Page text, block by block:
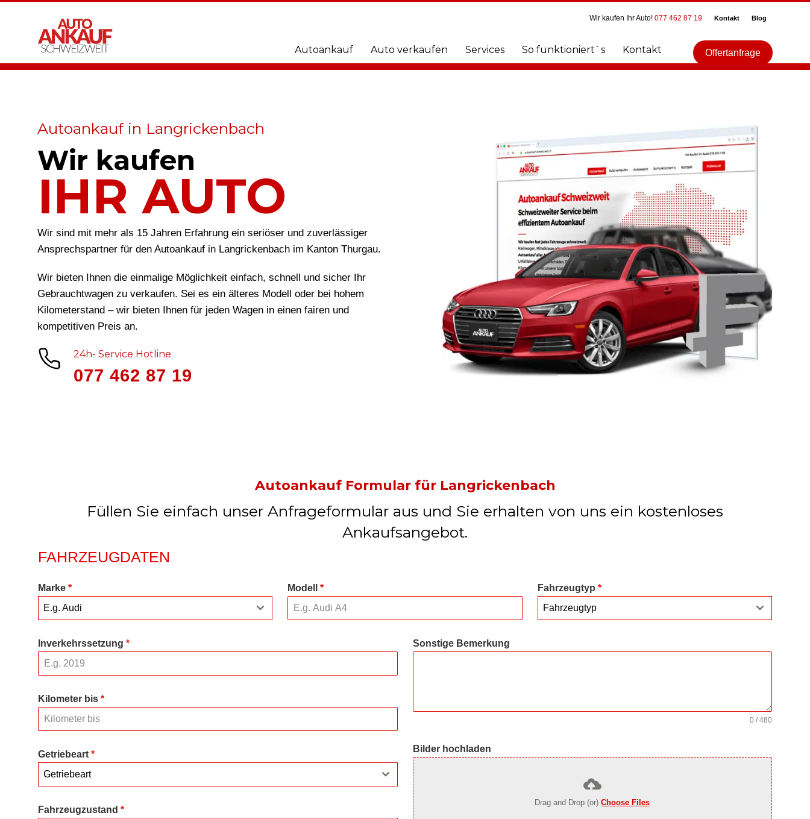
Wir kaufen Ihr Auto! 077 462 87 19 Kontakt Blog
Autoankauf Auto verkaufen Services So funktioniert`s Kontakt Offertanfrage
Autoankauf in Langrickenbach
Wir kaufen
IHR AUTO
Wir sind mit mehr als 15 Jahren Erfahrung ein seriöser und zuverlässiger
Ansprechspartner für den Autoankauf in Langrickenbach im Kanton Thurgau.
Wir bieten Ihnen die einmalige Möglichkeit einfach, schnell und sicher Ihr
Gebrauchtwagen zu verkaufen. Sei es ein älteres Modell oder bei hohem
Kilometerstand – wir bieten Ihnen für jeden Wagen in einen fairen und
kompetitiven Preis an.
24h- Service Hotline
077 462 87 19
Autoankauf Formular für Langrickenbach
Füllen Sie einfach unser Anfrageformular aus und Sie erhalten von uns ein kostenloses
Ankaufsangebot.
FAHRZEUGDATEN
Marke *
E.g. Audi
Modell* Fahrzeugtyp *
Fahrzeugtyp
Inverkehrssetzung *
Kilometer bis *
Getriebeart *
Getriebeart
Fahrzeugzustand *
Sonstige Bemerkung
0 / 480
Bilder hochladen
Drag and Drop (or)Choose Files